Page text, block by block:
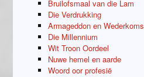
Bruilofsmaal van die Lam
Die Verdrukking
Armageddon en Wederkoms
Die Millennium
Wit Troon Oordeel
Nuwe hemel en aarde
Woord oor profesië